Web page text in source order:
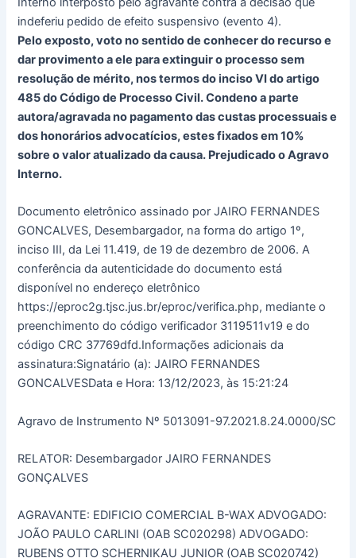
indeferiu pedido de efeito suspensivo (evento 4).
Pelo exposto, voto no sentido de conhecer do recurso e
dar provimento a ele para extinguir o processo sem
resolução de mérito, nos termos do inciso VI do artigo
485 do Código de Processo Civil. Condeno a parte
autora/agravada no pagamento das custas processuais e
dos honorários advocatícios, estes fixados em 10%
sobre o valor atualizado da causa. Prejudicado o Agravo
Interno.
Documento eletrônico assinado por JAIRO FERNANDES
GONCALVES, Desembargador, na forma do artigo 1º,
inciso III, da Lei 11.419, de 19 de dezembro de 2006. A
conferência da autenticidade do documento está
disponível no endereço eletrônico
https://eproc2g.tjsc.jus.br/eproc/verifica.php, mediante o
preenchimento do código verificador 3119511v19 e do
código CRC 37769dfd.Informações adicionais da
assinatura:Signatário (a): JAIRO FERNANDES
GONCALVESData e Hora: 13/12/2023, às 15:21:24
Agravo de Instrumento Nº 5013091-97.2021.8.24.0000/SC
RELATOR: Desembargador JAIRO FERNANDES
GONÇALVES
AGRAVANTE: EDIFICIO COMERCIAL B-WAX ADVOGADO:
JOÃO PAULO CARLINI (OAB SC020298) ADVOGADO:
RUBENS OTTO SCHERNIKAU JUNIOR (OAB SC020742)